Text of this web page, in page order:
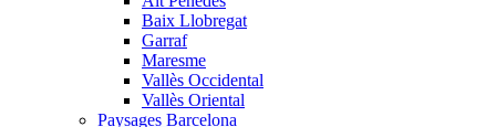
Baix Llobregat
Garraf
Maresme
Vallès Occidental
Vallès Oriental
Paysages Barcelona